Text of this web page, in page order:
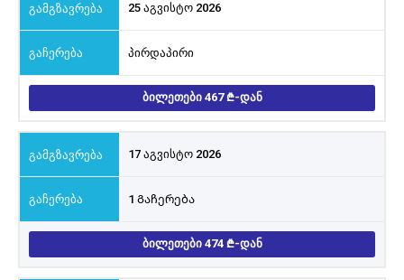
25 აგვისტო 2026
პირდაპირი
ᲑᲘᲚᲔᲗᲔᲑᲘ 467 -ᲓᲐᲜ
17 აგვისტო 2026
1 Გაჩერება
ᲑᲘᲚᲔᲗᲔᲑᲘ 474 -ᲓᲐᲜ